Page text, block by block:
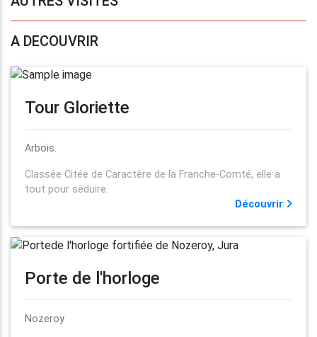
A DECOUVRIR
Tour Gloriette
Arbois.
Classée Citée de Caractère de la Franche-Comté, elle a
tout pour séduire.
Découvrir
Porte de l'horloge
Nozeroy